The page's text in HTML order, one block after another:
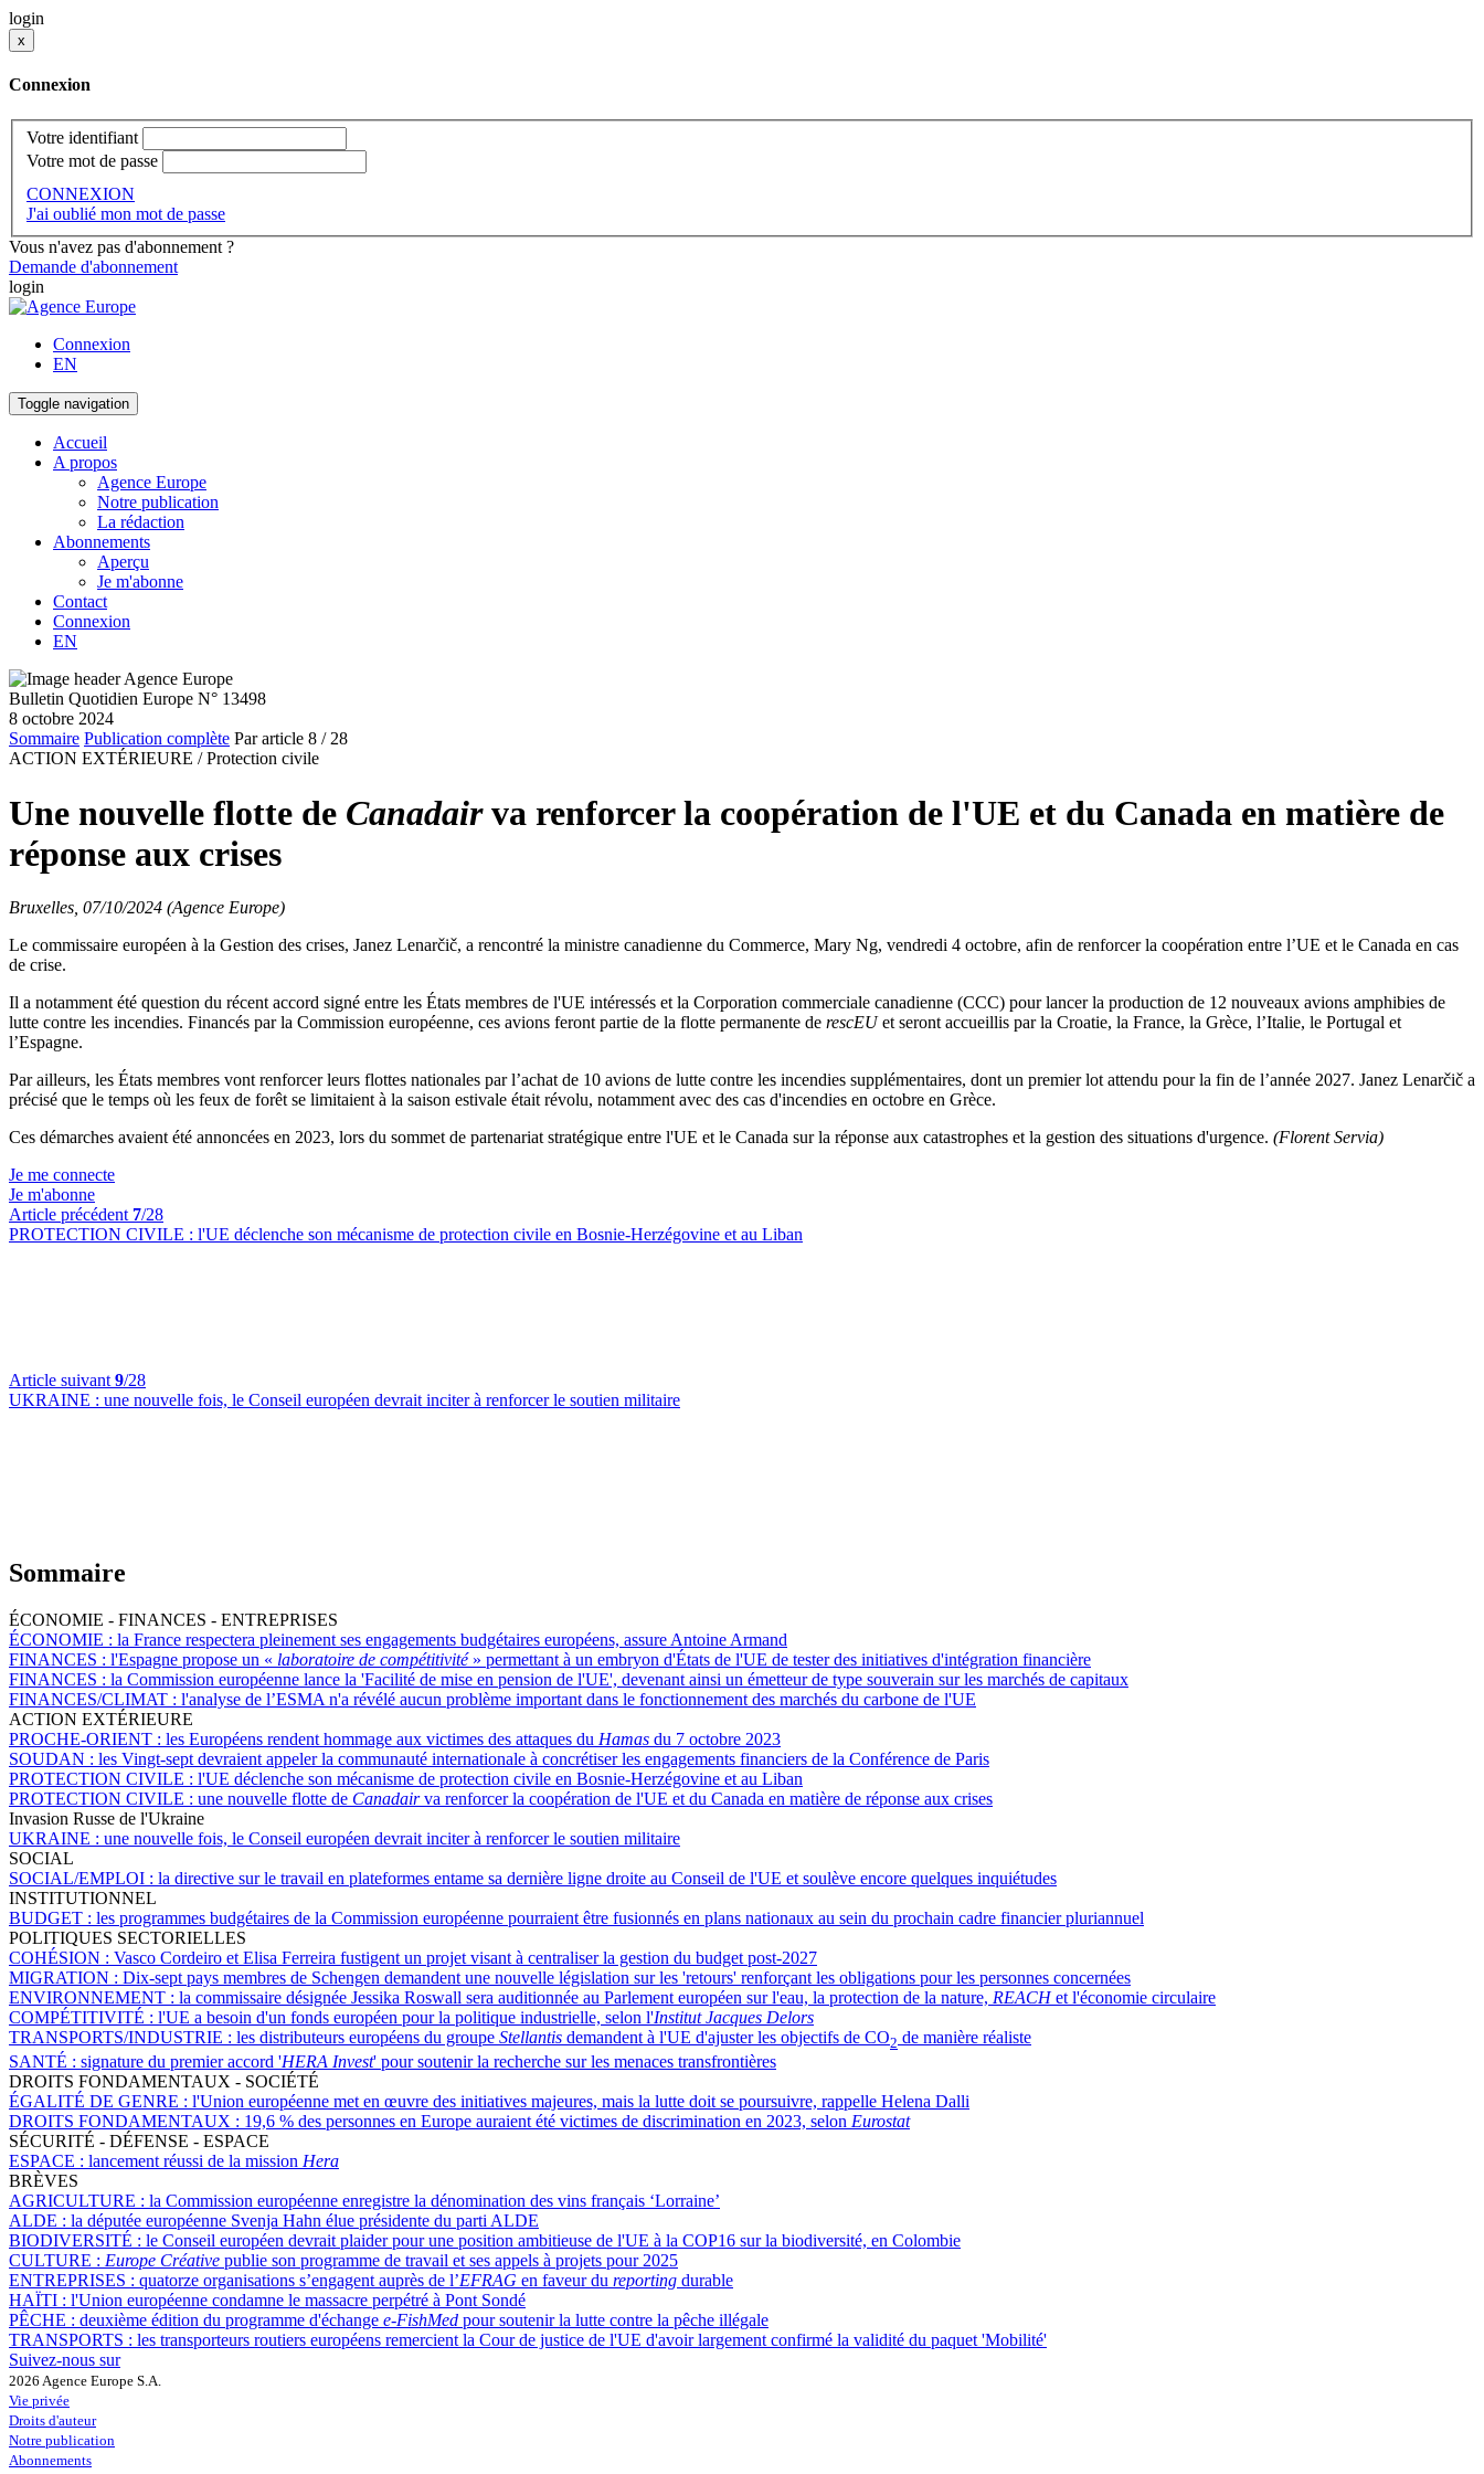
login
x
Connexion
Votre identifiant
Votre mot de passe
CONNEXION
J'ai oublié mon mot de passe
Vous n'avez pas d'abonnement ?
Demande d'abonnement
login
Connexion
EN
Toggle navigation
Accueil
A propos
Agence Europe
Notre publication
La rédaction
Abonnements
Aperçu
Je m'abonne
Contact
Connexion
EN
Bulletin Quotidien Europe N° 13498
8 octobre 2024
Sommaire Publication complète Par article 8 / 28
ACTION EXTÉRIEURE / Protection civile
Une nouvelle flotte de Canadairva renforcer la coopération de l'UE et du Canada en matière de
réponse aux crises
Bruxelles, 07/10/2024 (Agence Europe)
Le commissaire européen à la Gestion des crises, Janez Lenarčič, a rencontré la ministre canadienne du Commerce, Mary Ng, vendredi 4 octobre, afin de renforcer la coopération entre l’UE et le Canada en cas
de crise.
Il a notamment été question du récent accord signé entre les États membres de l'UE intéressés et la Corporation commerciale canadienne (CCC) pour lancer la production de 12 nouveaux avions amphibies de
lutte contre les incendies. Financés par la Commission européenne, ces avions feront partie de la flotte permanente de rescEUet seront accueillis par la Croatie, la France, la Grèce, l’Italie, le Portugal et
l’Espagne.
Par ailleurs, les États membres vont renforcer leurs flottes nationales par l’achat de 10 avions de lutte contre les incendies supplémentaires, dont un premier lot attendu pour la fin de l’année 2027. Janez Lenarčič a
précisé que le temps où les feux de forêt se limitaient à la saison estivale était révolu, notamment avec des cas d'incendies en octobre en Grèce.
Ces démarches avaient été annoncées en 2023, lors du sommet de partenariat stratégique entre l'UE et le Canada sur la réponse aux catastrophes et la gestion des situations d'urgence. (Florent Servia)
Je me connecte
Je m'abonne
Article précédent 7/28
PROTECTION CIVILE : l'UE déclenche son mécanisme de protection civile en Bosnie-Herzégovine et au Liban
Article suivant 9/28
UKRAINE : une nouvelle fois, le Conseil européen devrait inciter à renforcer le soutien militaire
Sommaire
ÉCONOMIE - FINANCES - ENTREPRISES
ÉCONOMIE : la France respectera pleinement ses engagements budgétaires européens, assure Antoine Armand
FINANCES : l'Espagne propose un « laboratoire de compétitivité» permettant à un embryon d'États de l'UE de tester des initiatives d'intégration financière
FINANCES : la Commission européenne lance la 'Facilité de mise en pension de l'UE', devenant ainsi un émetteur de type souverain sur les marchés de capitaux
FINANCES/CLIMAT : l'analyse de l’ESMA n'a révélé aucun problème important dans le fonctionnement des marchés du carbone de l'UE
ACTION EXTÉRIEURE
PROCHE-ORIENT : les Européens rendent hommage aux victimes des attaques du Hamas du 7 octobre 2023
SOUDAN : les Vingt-sept devraient appeler la communauté internationale à concrétiser les engagements financiers de la Conférence de Paris
PROTECTION CIVILE : l'UE déclenche son mécanisme de protection civile en Bosnie-Herzégovine et au Liban
PROTECTION CIVILE : une nouvelle flotte de Canadairva renforcer la coopération de l'UE et du Canada en matière de réponse aux crises
Invasion Russe de l'Ukraine
UKRAINE : une nouvelle fois, le Conseil européen devrait inciter à renforcer le soutien militaire
SOCIAL
SOCIAL/EMPLOI : la directive sur le travail en plateformes entame sa dernière ligne droite au Conseil de l'UE et soulève encore quelques inquiétudes
INSTITUTIONNEL
BUDGET : les programmes budgétaires de la Commission européenne pourraient être fusionnés en plans nationaux au sein du prochain cadre financier pluriannuel
POLITIQUES SECTORIELLES
COHÉSION : Vasco Cordeiro et Elisa Ferreira fustigent un projet visant à centraliser la gestion du budget post-2027
MIGRATION : Dix-sept pays membres de Schengen demandent une nouvelle législation sur les 'retours' renforçant les obligations pour les personnes concernées
ENVIRONNEMENT : la commissaire désignée Jessika Roswall sera auditionnée au Parlement européen sur l'eau, la protection de la nature, REACHet l'économie circulaire
COMPÉTITIVITÉ : l'UE a besoin d'un fonds européen pour la politique industrielle, selon l'Institut Jacques Delors
TRANSPORTS/INDUSTRIE : les distributeurs européens du groupe Stellantis demandent à l'UE d'ajuster les objectifs de CO2 de manière réaliste
SANTÉ : signature du premier accord 'HERA Invest' pour soutenir la recherche sur les menaces transfrontières
DROITS FONDAMENTAUX - SOCIÉTÉ
ÉGALITÉ DE GENRE : l'Union européenne met en œuvre des initiatives majeures, mais la lutte doit se poursuivre, rappelle Helena Dalli
DROITS FONDAMENTAUX : 19,6 % des personnes en Europe auraient été victimes de discrimination en 2023, selon Eurostat
SÉCURITÉ - DÉFENSE - ESPACE
ESPACE : lancement réussi de la mission Hera
BRÈVES
AGRICULTURE : la Commission européenne enregistre la dénomination des vins français ‘Lorraine’
ALDE : la députée européenne Svenja Hahn élue présidente du parti ALDE
BIODIVERSITÉ : le Conseil européen devrait plaider pour une position ambitieuse de l'UE à la COP16 sur la biodiversité, en Colombie
CULTURE : Europe Créative publie son programme de travail et ses appels à projets pour 2025
ENTREPRISES : quatorze organisations s’engagent auprès de l’EFRAG en faveur du reporting durable
HAÏTI : l'Union européenne condamne le massacre perpétré à Pont Sondé
PÊCHE : deuxième édition du programme d'échange e-FishMed pour soutenir la lutte contre la pêche illégale
TRANSPORTS : les transporteurs routiers européens remercient la Cour de justice de l'UE d'avoir largement confirmé la validité du paquet 'Mobilité'
Suivez-nous sur
2026 Agence Europe S.A.
Vie privée
Droits d'auteur
Notre publication
Abonnements